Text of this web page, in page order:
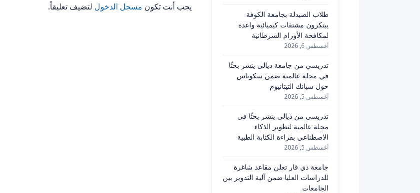
يجب أنت تكون مسجل الدخول لتضيف تعليقاً.
طلاب الصيدلة بجامعة الكوفة
يبتكرون مشتقات كيميائية واعدة
لمكافحة الأورام السرطانية
أغسطس 6, 2026
تدريسي من جامعة ديالى ينشر بحثًا
في مجلة عالمية ضمن سكوباس
حول سبائك التيتانيوم
أغسطس 5, 2026
تدريسي من ديالى ينشر بحثًا في
مجلة عالمية لتطوير الذكاء
الاصطناعي بقراءة الكتابة الطبية
أغسطس 5, 2026
جامعة ذي قار تعلن مقاعد شاغرة
للدراسات العليا ضمن آلية التدوير بين
الجامعات